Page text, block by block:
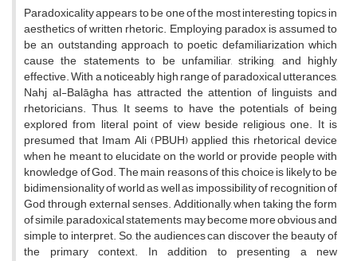
Paradoxicality appears to be one of the most interesting topics in
aesthetics of written rhetoric. Employing paradox is assumed to
be an outstanding approach to poetic defamiliarization which
cause the statements to be unfamiliar, striking, and highly
effective. With a noticeably high range of paradoxical utterances,
Nahj al-Balāgha has attracted the attention of linguists and
rhetoricians. Thus, It seems to have the potentials of being
explored from literal point of view beside religious one. It is
presumed that Imam Ali (PBUH) applied this rhetorical device
when he meant to elucidate on the world or provide people with
knowledge of God. The main reasons of this choice is likely to be
bidimensionality of world as well as impossibility of recognition of
God through external senses. Additionally, when taking the form
of simile, paradoxical statements may become more obvious and
simple to interpret. So, the audiences can discover the beauty of
the primary context. In addition to presenting a new